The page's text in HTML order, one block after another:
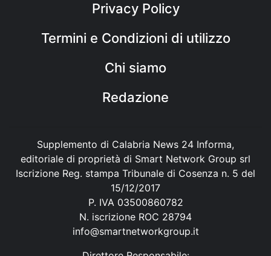
Privacy Policy
Termini e Condizioni di utilizzo
Chi siamo
Redazione
Supplemento di Calabria News 24 Informa,
editoriale di proprietà di Smart Network Group srl
Iscrizione Reg. stampa Tribunale di Cosenza n. 5 del
15/12/2017
P. IVA 03500860782
N. iscrizione ROC 28794
info@smartnetworkgroup.it